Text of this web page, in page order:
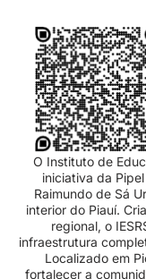
O Instituto de
iniciativa da
Raimundo de Sá
interior do Piauí.
regional, o
infraestrutura
Localizado em
fortalecer a